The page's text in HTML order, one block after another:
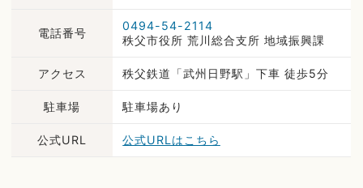
電話番号
0494-54-2114
秩父市役所 荒川総合支所 地域振興課
アクセス 秩父鉄道「武州日野駅」下車 徒歩5分
駐車場 駐車場あり
公式URL 公式URLはこちら